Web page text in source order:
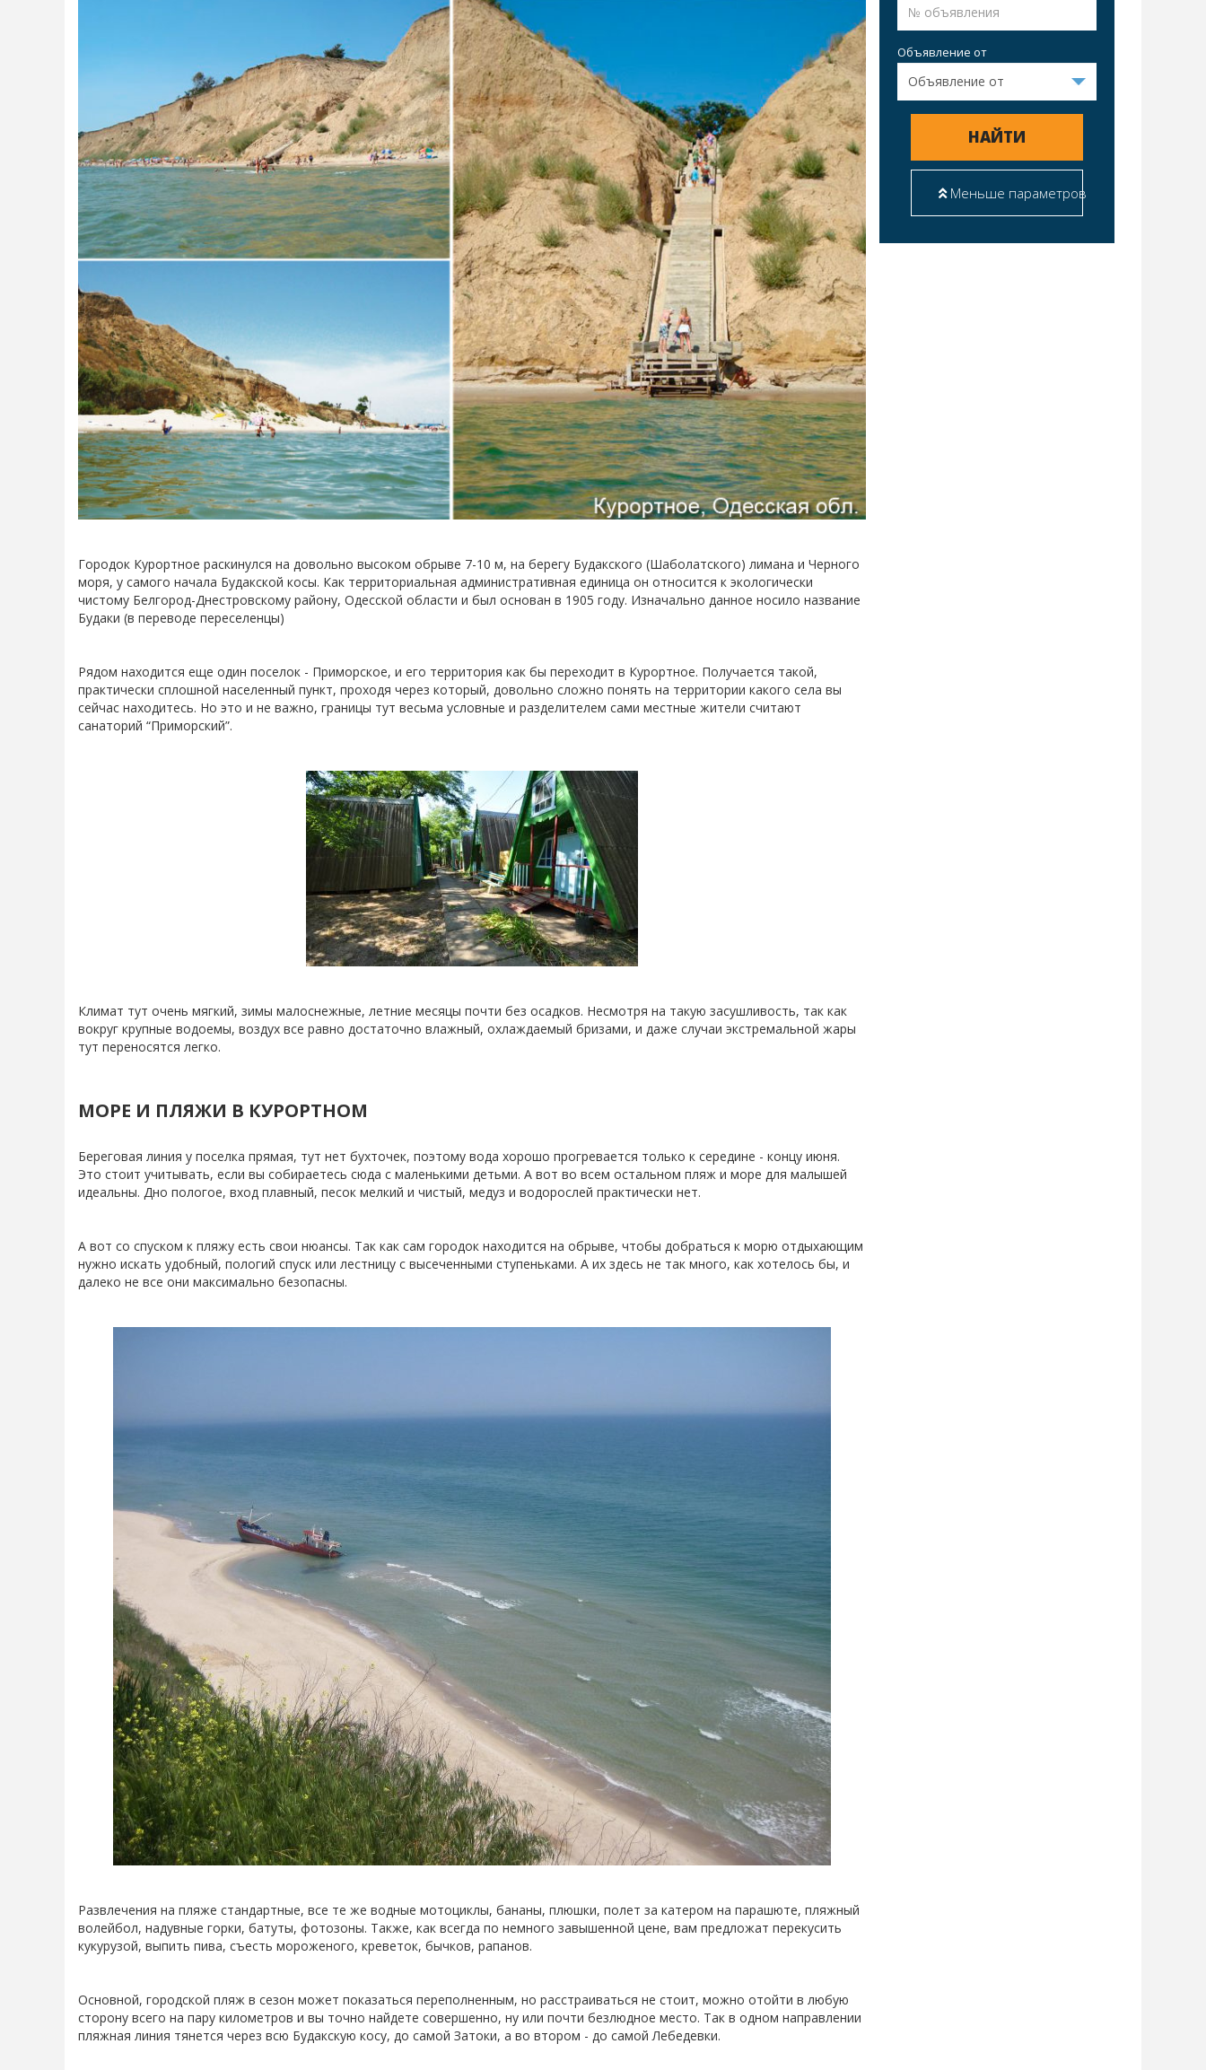
Городок Курортное раскинулся на довольно высоком обрыве 7-10 м, на берегу Будакского (Шаболатского) лимана и Черного
моря, у самого начала Будакской косы. Как территориальная административная единица он относится к экологически
чистому Белгород-Днестровскому району, Одесской области и был основан в 1905 году. Изначально данное носило название
Будаки (в переводе переселенцы)
Рядом находится еще один поселок - Приморское, и его территория как бы переходит в Курортное. Получается такой,
практически сплошной населенный пункт, проходя через который, довольно сложно понять на территории какого села вы
сейчас находитесь. Но это и не важно, границы тут весьма условные и разделителем сами местные жители считают
санаторий “Приморский”.
Климат тут очень мягкий, зимы малоснежные, летние месяцы почти без осадков. Несмотря на такую засушливость, так как
вокруг крупные водоемы, воздух все равно достаточно влажный, охлаждаемый бризами, и даже случаи экстремальной жары
тут переносятся легко.
МОРЕ И ПЛЯЖИ В КУРОРТНОМ
Береговая линия у поселка прямая, тут нет бухточек, поэтому вода хорошо прогревается только к середине - концу июня.
Это стоит учитывать, если вы собираетесь сюда с маленькими детьми. А вот во всем остальном пляж и море для малышей
идеальны. Дно пологое, вход плавный, песок мелкий и чистый, медуз и водорослей практически нет.
А вот со спуском к пляжу есть свои нюансы. Так как сам городок находится на обрыве, чтобы добраться к морю отдыхающим
нужно искать удобный, пологий спуск или лестницу с высеченными ступеньками. А их здесь не так много, как хотелось бы, и
далеко не все они максимально безопасны.
Развлечения на пляже стандартные, все те же водные мотоциклы, бананы, плюшки, полет за катером на парашюте, пляжный
волейбол, надувные горки, батуты, фотозоны. Также, как всегда по немного завышенной цене, вам предложат перекусить
кукурузой, выпить пива, съесть мороженого, креветок, бычков, рапанов.
Основной, городской пляж в сезон может показаться переполненным, но расстраиваться не стоит, можно отойти в любую
сторону всего на пару километров и вы точно найдете совершенно, ну или почти безлюдное место. Так в одном направлении
пляжная линия тянется через всю Будакскую косу, до самой Затоки, а во втором - до самой Лебедевки.
Объявление от
НАЙТИ
Меньше параметров